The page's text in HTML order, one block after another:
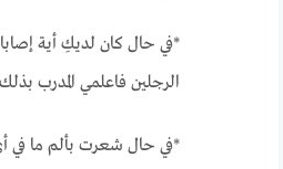
*في حال كان لديكِ أية
الرجلين فاعلمي المدرب
*في حال شعرت بألم ما في